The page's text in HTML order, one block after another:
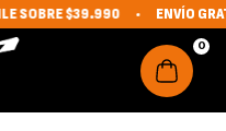
SOBRE $39.990 ENVÍO
0